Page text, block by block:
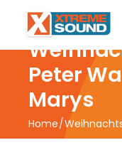
Peter
Marys
Home
Marys